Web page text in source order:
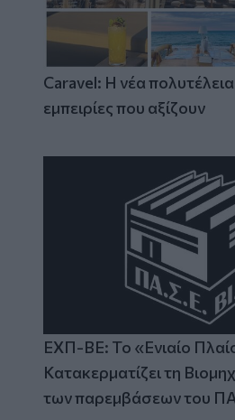
Caravel: Η νέα πολυτέλεια
εμπειρίες που αξίζουν
ΕΧΠ-ΒΕ: Το «Ενιαίο
Κατακερματίζει τη
των παρεμβάσεων του